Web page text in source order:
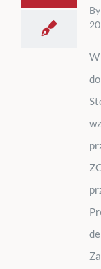
By
W